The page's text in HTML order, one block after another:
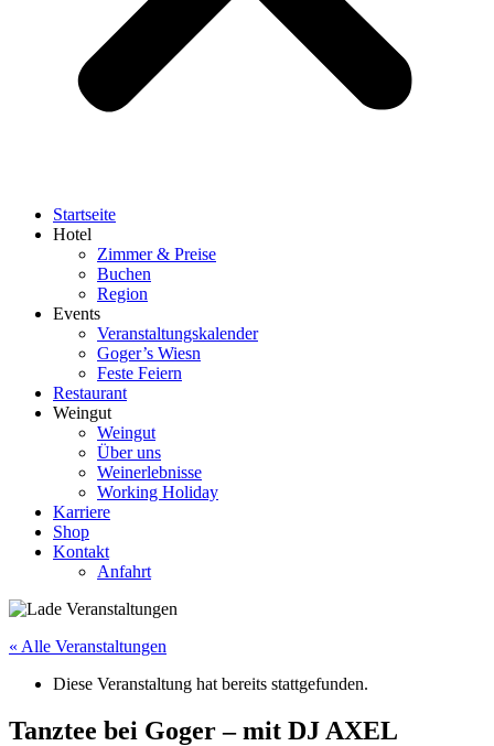
Startseite
Hotel
Zimmer & Preise
Buchen
Region
Events
Veranstaltungskalender
Goger’s Wiesn
Feste Feiern
Restaurant
Weingut
Weingut
Über uns
Weinerlebnisse
Working Holiday
Karriere
Shop
Kontakt
Anfahrt
« Alle Veranstaltungen
Diese Veranstaltung hat bereits stattgefunden.
Tanztee bei Goger – mit DJ AXEL